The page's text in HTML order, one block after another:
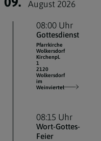
August 2026
08:00 Uhr
Gottesdienst
Pfarrkirche
Wolkersdorf
Kirchenpl.
1
2120
Wolkersdorf
im
Weinviertel
08:15 Uhr
Wort-Gottes-
Feier